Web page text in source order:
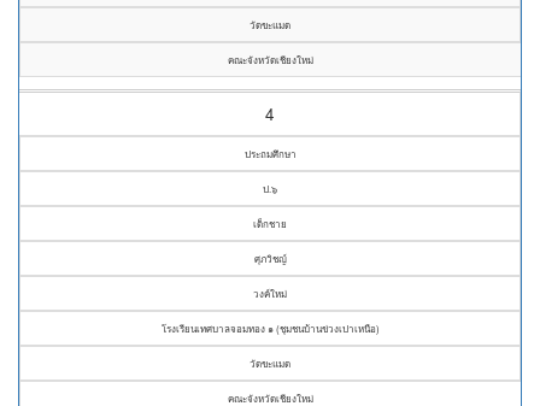
วัดขะแมด
คณะจังหวัดเชียงใหม่
4
ประถมศึกษา
ป.๖
เด็กชาย
ศุภวิชญ์
วงค์ใหม่
โรงเรียนเทศบาลจอมทอง ๑ (ชุมชนบ้านข่วงเปาเหนือ)
วัดขะแมด
คณะจังหวัดเชียงใหม่